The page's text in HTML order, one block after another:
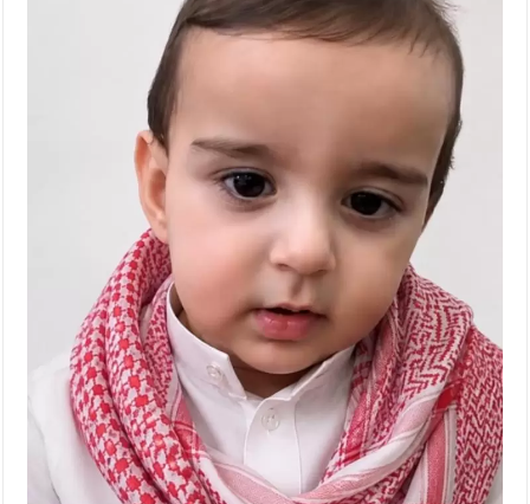
دعوة المكلفين بخدمة العلم (الدفعة الثالثة) إلى مراجعة منصة خدمة
العلم
الملك يلتقي مجموعة من رفاق السلاح
الملك يتلقى اتصالا هاتفيا من العاهل البحريني
القاضي محمود أحمد فريحات.. مبارك ومزيدا من التوفيق